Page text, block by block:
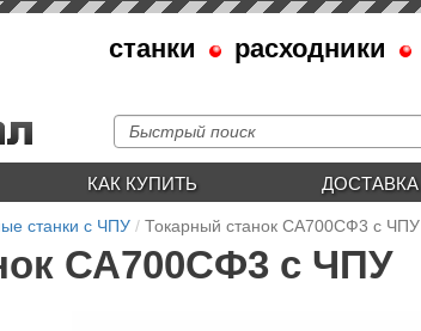
станки расходники
КАК КУПИТЬ ДОСТАВКА
станки с ЧПУ Токарный станок СА700СФ3 с ЧПУ
СА700СФ3 с ЧПУ